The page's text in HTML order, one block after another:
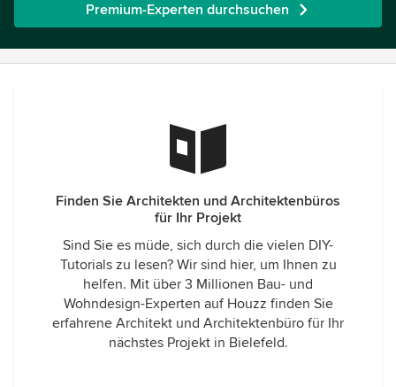
Premium-Experten durchsuchen
Finden Sie Architekten und Architektenbüros
für Ihr Projekt
Sind Sie es müde, sich durch die vielen DIY-
Tutorials zu lesen? Wir sind hier, um Ihnen zu
helfen. Mit über 3 Millionen Bau- und
Wohndesign-Experten auf Houzz finden Sie
erfahrene Architekt und Architektenbüro für Ihr
nächstes Projekt in Bielefeld.